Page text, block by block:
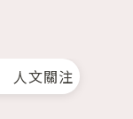
人文關注